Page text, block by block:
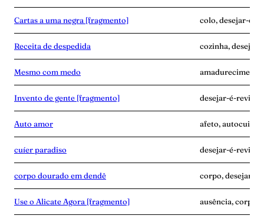
Cartas a uma negra [fragmento] colo, desejar-é-
Receita de despedida cozinha,
Mesmo com medo
Invento de gente [fragmento] desejar-é-
Auto amor afeto,
cuíer paradiso desejar-é-revide,
corpo dourado em dendê corpo, desejar-
Use o Alicate Agora [fragmento] ausência, corpo,